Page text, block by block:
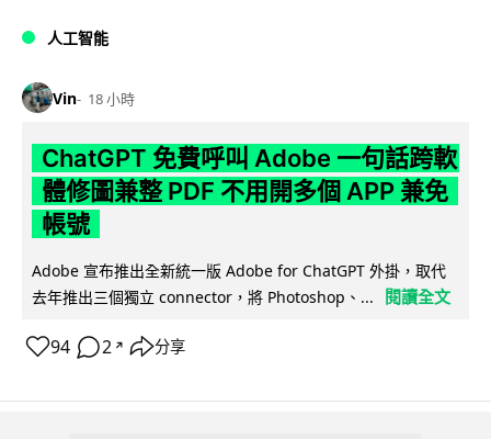
人工智能
Vin 18 小時
ChatGPT 免費呼叫 Adobe 一句話跨軟
體修圖兼整 PDF 不用開多個 APP 兼免
帳號
Adobe 宣布推出全新統一版 Adobe for ChatGPT 外掛，取代
去年推出三個獨立 connector，將 Photoshop、...
閱讀全文
94 2 ↗ 分享